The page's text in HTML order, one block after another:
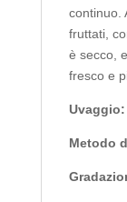
continuo.
fruttati,
è secco,
fresco e
Uvaggio:
Metodo